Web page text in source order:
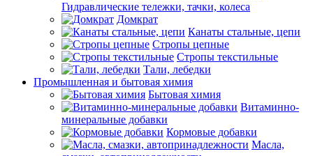
Гидравлические тележки, тачки, колеса
Домкрат
Канаты стальные, цепи
Стропы цепные
Стропы текстильные
Тали, лебедки
Промышленная и бытовая химия
Бытовая химия
Витаминно-
минеральные добавки
Кормовые добавки
Масла,